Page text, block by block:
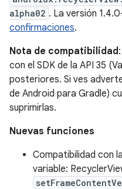
alpha02 . La versión
confirmaciones.
Nota de compatibilidad
con el SDK de la API 35
posteriores. Si ves
de Android para Gradle)
suprimirlas.
Nuevas funciones
Compatibilidad con
variable: